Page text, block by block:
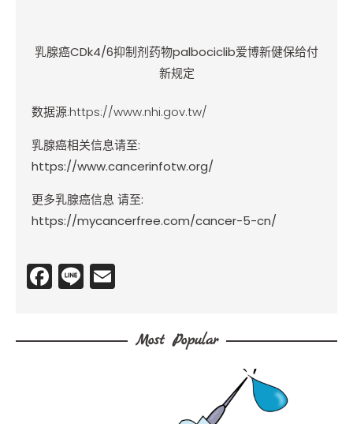
乳腺癌CDk4/6抑制剂药物palbociclib爱博新健保给付
新规定
数据源:https://www.nhi.gov.tw/
乳腺癌相关信息请至:
https://www.cancerinfotw.org/
更多乳腺癌信息 请至:
https://mycancerfree.com/cancer-5-cn/
F
e
Li
l Most Popular